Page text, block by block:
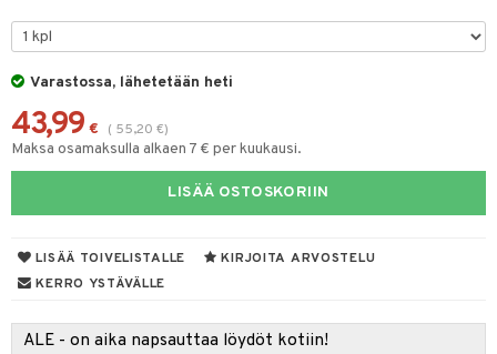
Varastossa, lähetetään heti
43,99 € ( 55,20 €)
Maksa osamaksulla alkaen 7 € per kuukausi.
LISÄÄ OSTOSKORIIN
LISÄÄ TOIVELISTALLE
KIRJOITA ARVOSTELU
KERRO YSTÄVÄLLE
ALE - on aika napsauttaa löydöt kotiin!
lautaset
Kattilat
Maustemyllyt
/ Outdoor
& Kulhot